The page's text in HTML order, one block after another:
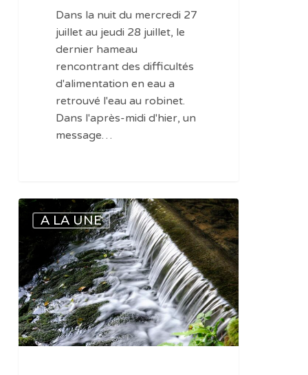
Dans la nuit du mercredi 27
juillet au jeudi 28 juillet, le
dernier hameau
rencontrant des difficultés
d'alimentation en eau a
retrouvé l'eau au robinet.
Dans l'après-midi d'hier, un
message…
Flash
info
02
(27
juillet
2022
à
09
heures
A LA UNE